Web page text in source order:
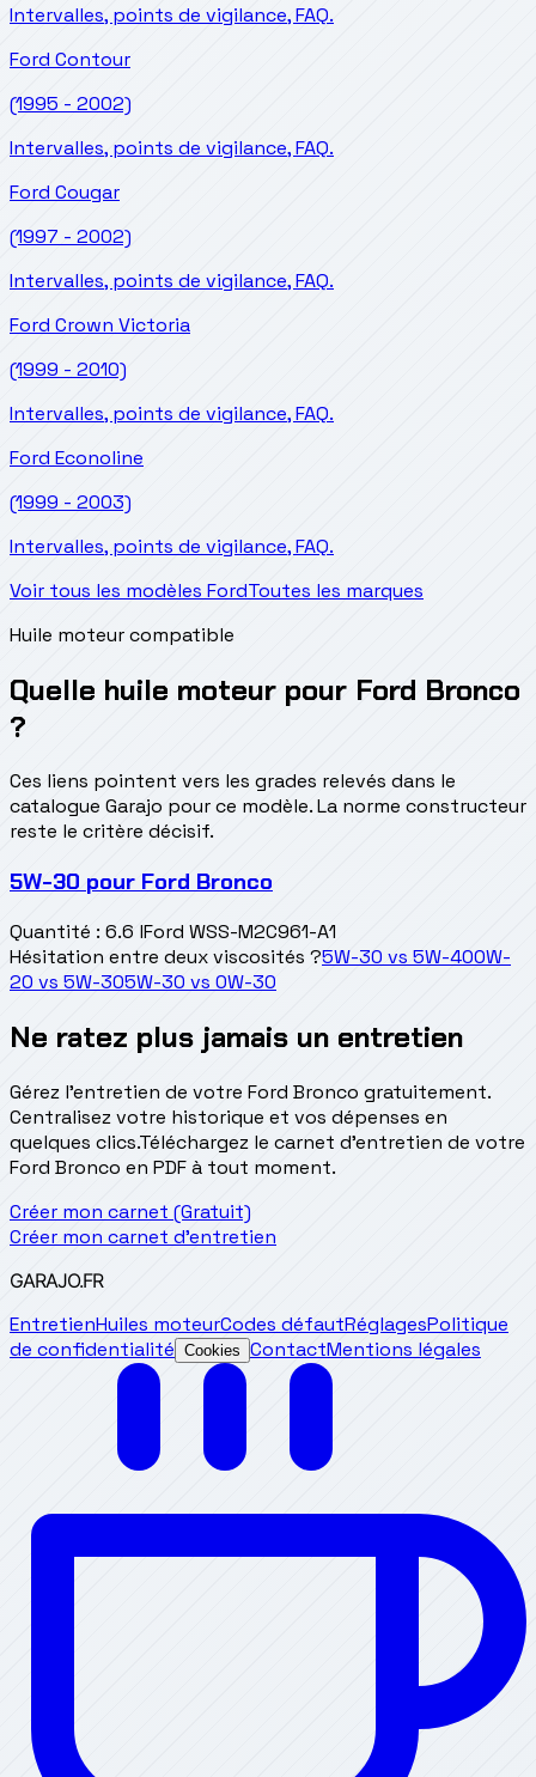
Intervalles, points de vigilance, FAQ.
Ford Contour
(1995 - 2002)
Intervalles, points de vigilance, FAQ.
Ford Cougar
(1997 - 2002)
Intervalles, points de vigilance, FAQ.
Ford Crown Victoria
(1999 - 2010)
Intervalles, points de vigilance, FAQ.
Ford Econoline
(1999 - 2003)
Intervalles, points de vigilance, FAQ.
Voir tous les modèles FordToutes les marques
Huile moteur compatible
Quelle huile moteur pour Ford Bronco
?
Ces liens pointent vers les grades relevés dans le
catalogue Garajo pour ce modèle. La norme constructeur
reste le critère décisif.
5W-30 pour Ford Bronco
Quantité : 6.6 lFord WSS-M2C961-A1
Hésitation entre deux viscosités ?5W-30 vs 5W-400W-
20 vs 5W-305W-30 vs 0W-30
Ne ratez plus jamais un entretien
Gérez l'entretien de votre Ford Bronco gratuitement.
Centralisez votre historique et vos dépenses en
quelques clics.Téléchargez le carnet d'entretien de votre
Ford Bronco en PDF à tout moment.
Créer mon carnet (Gratuit)
Créer mon carnet d'entretien
GARAJO.FR
EntretienHuiles moteurCodes défautRéglagesPolitique
de confidentialité Cookies ContactMentions légales